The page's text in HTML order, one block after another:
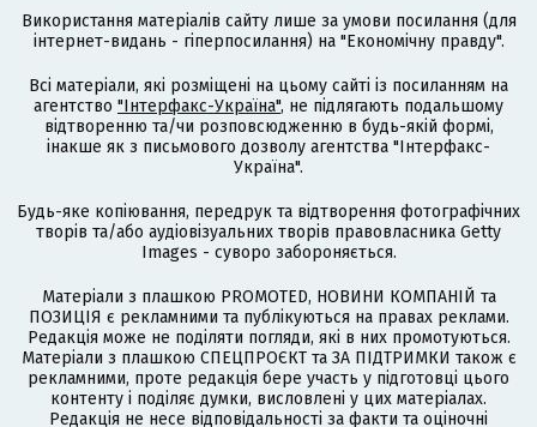
Використання матеріалів сайту лише за умови посилання (для
інтернет-видань - гіперпосилання) на "Економічну правду".
Всі матеріали, які розміщені на цьому сайті із посиланням на
агентство "Інтерфакс-Україна", не підлягають подальшому
відтворенню та/чи розповсюдженню в будь-якій формі,
інакше як з письмового дозволу агентства "Інтерфакс-
Україна".
Будь-яке копіювання, передрук та відтворення фотографічних
творів та/або аудіовізуальних творів правовласника Getty
Images - суворо забороняється.
Матеріали з плашкою PROMOTED, НОВИНИ КОМПАНІЙ та
ПОЗИЦІЯ є рекламними та публікуються на правах реклами.
Редакція може не поділяти погляди, які в них промотуються.
Матеріали з плашкою СПЕЦПРОЄКТ та ЗА ПІДТРИМКИ також є
рекламними, проте редакція бере участь у підготовці цього
контенту і поділяє думки, висловлені у цих матеріалах.
Редакція не несе відповідальності за факти та оціночні